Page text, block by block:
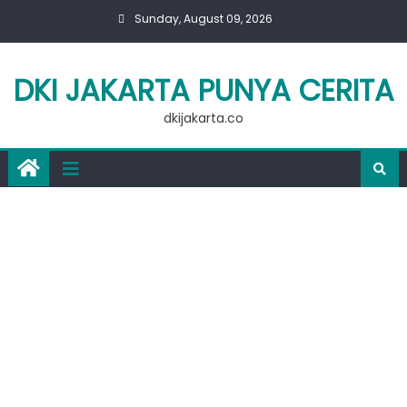
Sunday, August 09, 2026
DKI JAKARTA PUNYA CERITA
dkijakarta.co